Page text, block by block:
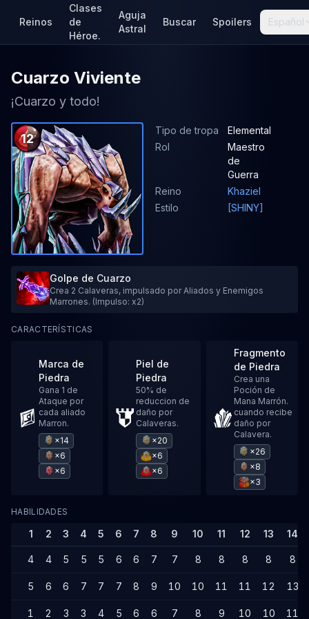
Reinos
Clases
de
Héroe.
Aguja
Astral
Buscar Spoilers Español
Cuarzo Viviente
¡Cuarzo y todo!
12
Tipo de tropa
Elemental
Rol
Maestro
de
Guerra
Reino
Khaziel
Estilo
[SHINY]
Golpe de Cuarzo
Crea 2 Calaveras, impulsado por Aliados y Enemigos
Marrones. (Impulso: x2)
CARACTERÍSTICAS
Marca de
Piedra
Gana 1 de
Ataque por
cada aliado
Marron.
×14
×6
×6
Piel de
Piedra
50% de
reduccion de
daño por
Calaveras.
×20
×6
×6
Fragmento
de Piedra
Crea una
Poción de
Mana Marrón.
cuando recibe
daño por
Calavera.
×26
×8
×3
HABILIDADES
1 2 3 4 5 6 7 8 9 10 11 12 13 14
4 4 5 5 5 6 6 7 7 8 8 8 8 8
5 6 6 7 7 7 8 9 10 10 11 11 12 13
1 2 3 3 4 5 6 6 7 8 9 10 10 11